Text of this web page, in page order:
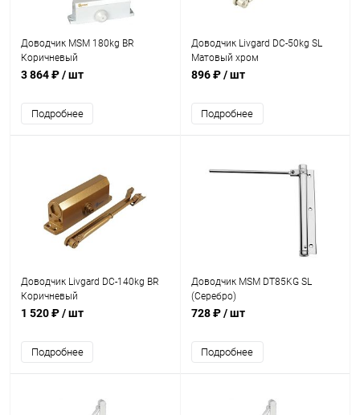
Доводчик MSM 180kg BR
Коричневый
3 864 ₽/ шт
Подробнее
Доводчик Livgard DC-50kg SL
Матовый хром
896 ₽/ шт
Подробнее
Доводчик Livgard DC-140kg BR
Коричневый
1 520 ₽/ шт
Подробнее
Доводчик MSM DT85KG SL
(Серебро)
728 ₽/ шт
Подробнее